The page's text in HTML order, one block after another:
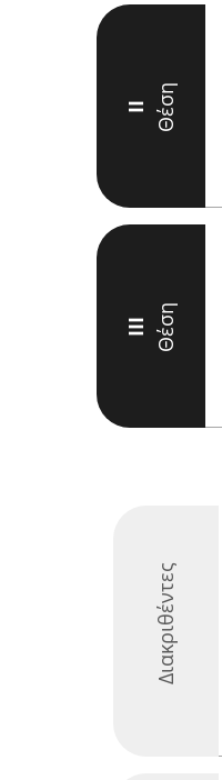
II Θέση
III Θέση
Διακριθέντες